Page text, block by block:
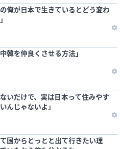
俺が日本で生きているとどう変わ
韓を仲良くさせる方法」
いだけで、実は日本って住みやす
んじゃないよ」
国からとっとと出て行きたい理